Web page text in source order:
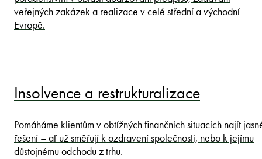
veřejných zakázek a realizace v celé střední a východní
Evropě.
Insolvence a restrukturalizace
Pomáháme klientům v obtížných finančních situacích najít
řešení – ať už směřují k ozdravení společnosti, nebo k jejímu
důstojnému odchodu z trhu.